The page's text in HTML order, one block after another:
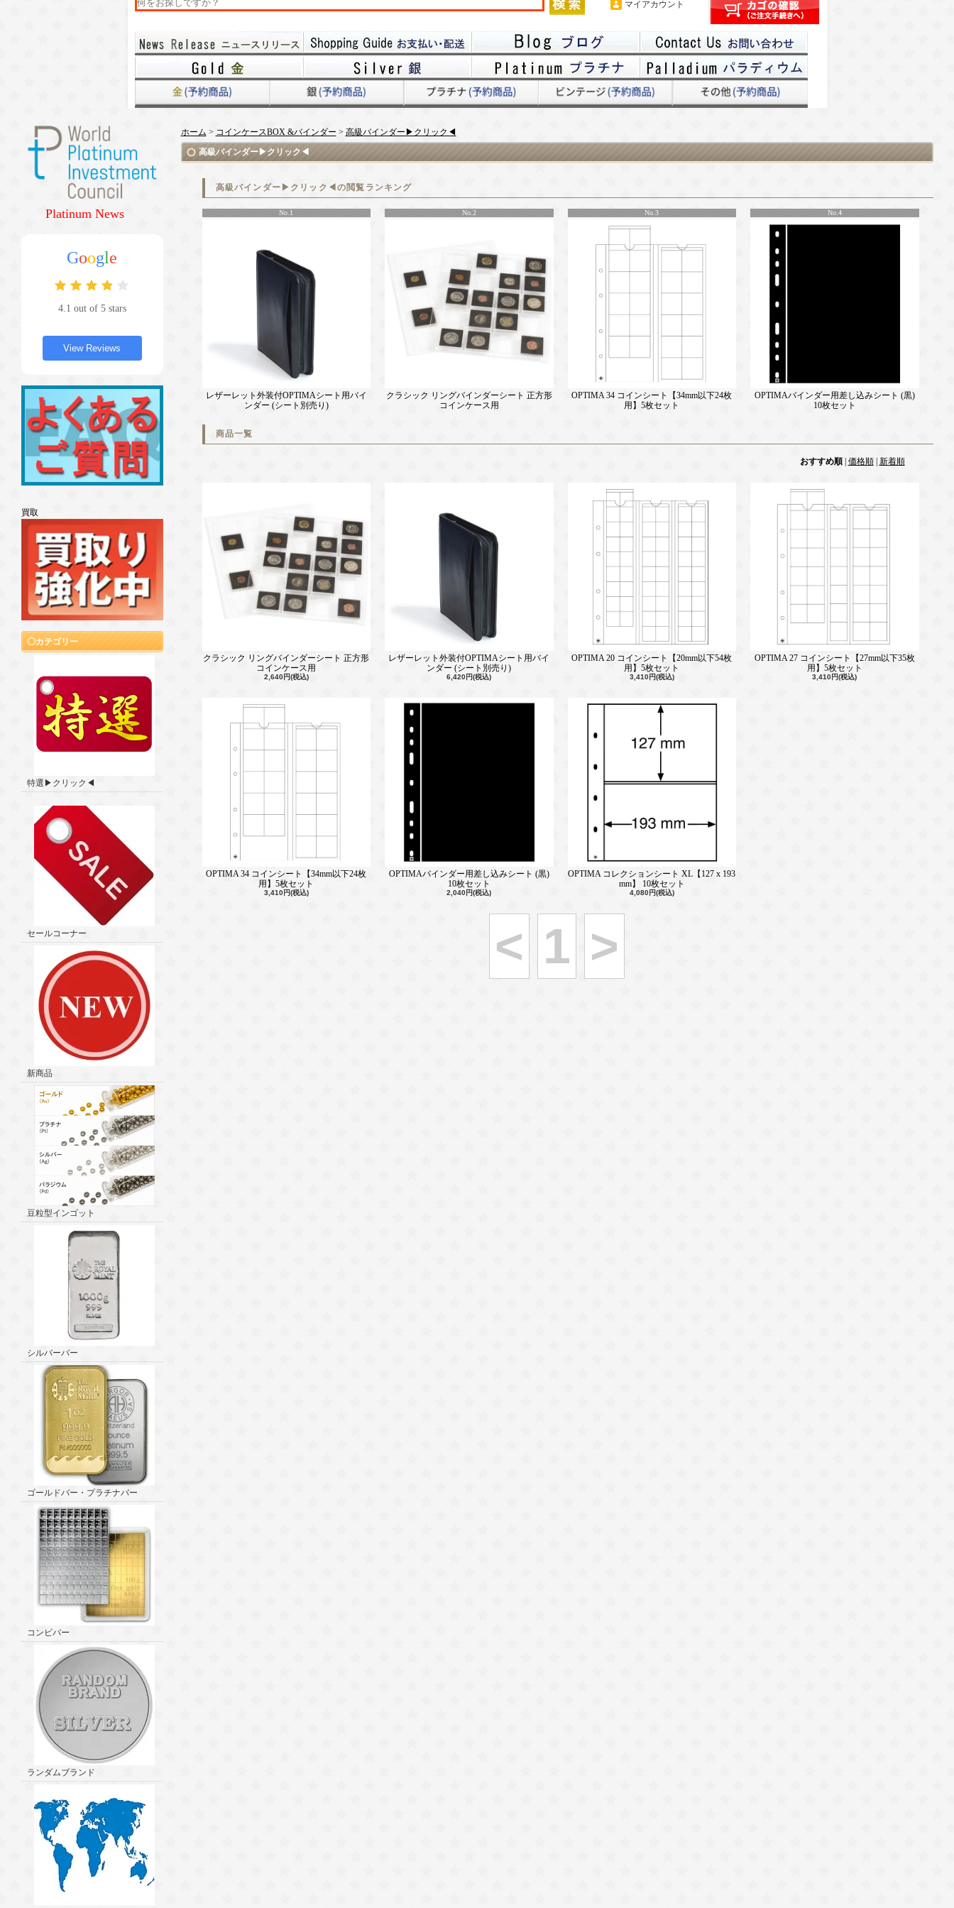
マイアカウント
Platinum News
Google
4.1 out of 5 stars
View Reviews
買取
カテゴリー
特選▶クリック◀
セールコーナー
新商品
豆粒型インゴット
シルバーバー
ゴールドバー・プラチナバー
コンビバー
ランダムブランド
ホーム > コインケースBOX &バインダー > 高級バインダー▶クリック◀
高級バインダー▶クリック◀
高級バインダー▶クリック◀の閲覧ランキング
No.1
レザーレット外装付OPTIMAシート用バイ
ンダー (シート別売り)
No.2
クラシック リングバインダーシート 正方形
コインケース用
No.3
OPTIMA 34 コインシート【34mm以下24枚
用】5枚セット
No.4
OPTIMAバインダー用差し込みシート (黒)
10枚セット
商品一覧
おすすめ順| 価格順| 新着順
クラシック リングバインダーシート 正方形
コインケース用
2,640円(税込)
レザーレット外装付OPTIMAシート用バイ
ンダー (シート別売り)
6,420円(税込)
OPTIMA 20 コインシート【20mm以下54枚
用】5枚セット
3,410円(税込)
OPTIMA 27 コインシート【27mm以下35枚
用】5枚セット
3,410円(税込)
OPTIMA 34 コインシート【34mm以下24枚
用】5枚セット
3,410円(税込)
OPTIMAバインダー用差し込みシート (黒)
10枚セット
2,040円(税込)
OPTIMA コレクションシート XL【127 x 193
mm】 10枚セット
4,080円(税込)
< 1 >